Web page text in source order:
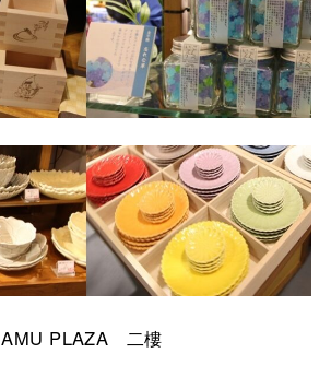
AMU PLAZA 二樓